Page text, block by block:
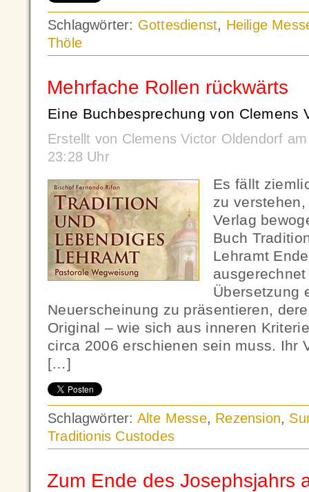
Schlagwörter: Gottesdienst, Heilige
Thöle
Mehrfache Rollen rückwärts
Eine Buchbesprechung von Clemens
Erstellt von Clemens Victor Oldendorf
23:28 Uhr
Es fällt
zu
Verlag
Buch
Lehramt
Übersetzung
Neuerscheinung zu präsentieren,
Original – wie sich aus inneren
circa 2006 erschienen sein muss. Ihr
[…]
Schlagwörter: Alte Messe, Rezension,
Traditionis Custodes
Zum Ende des Josephsjahrs